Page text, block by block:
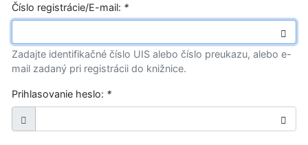
Číslo registrácie/E-mail: *
Zadajte identifikačné číslo UIS alebo číslo preukazu, alebo e-
mail zadaný pri registrácii do knižnice.
Prihlasovanie heslo: *